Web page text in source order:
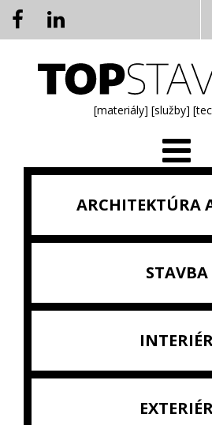
[materiály] [služby]
ARCHITEKTÚRA
STAVBA